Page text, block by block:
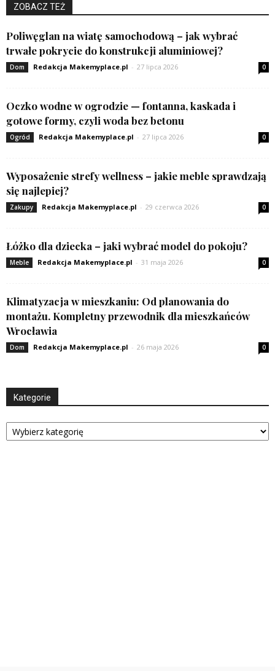
ZOBACZ TEŻ
Poliwęglan na wiatę samochodową – jak wybrać
trwałe pokrycie do konstrukcji aluminiowej?
Dom Redakcja Makemyplace.pl - 27 lipca 2026 0
Oczko wodne w ogrodzie — fontanna, kaskada i
gotowe formy, czyli woda bez betonu
Ogród Redakcja Makemyplace.pl - 27 lipca 2026 0
Wyposażenie strefy wellness – jakie meble sprawdzają
się najlepiej?
Zakupy Redakcja Makemyplace.pl - 29 czerwca 2026 0
Łóżko dla dziecka – jaki wybrać model do pokoju?
Meble Redakcja Makemyplace.pl - 31 maja 2026 0
Klimatyzacja w mieszkaniu: Od planowania do
montażu. Kompletny przewodnik dla mieszkańców
Wrocławia
Dom Redakcja Makemyplace.pl - 26 maja 2026 0
Kategorie
Kategorie